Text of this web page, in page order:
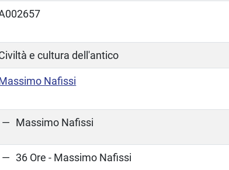
e cultura dell'antico
Nafissi
Massimo Nafissi
36 Ore - Massimo Nafissi